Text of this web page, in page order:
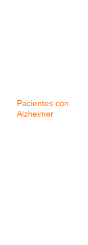
Pacientes con
Alzheimer